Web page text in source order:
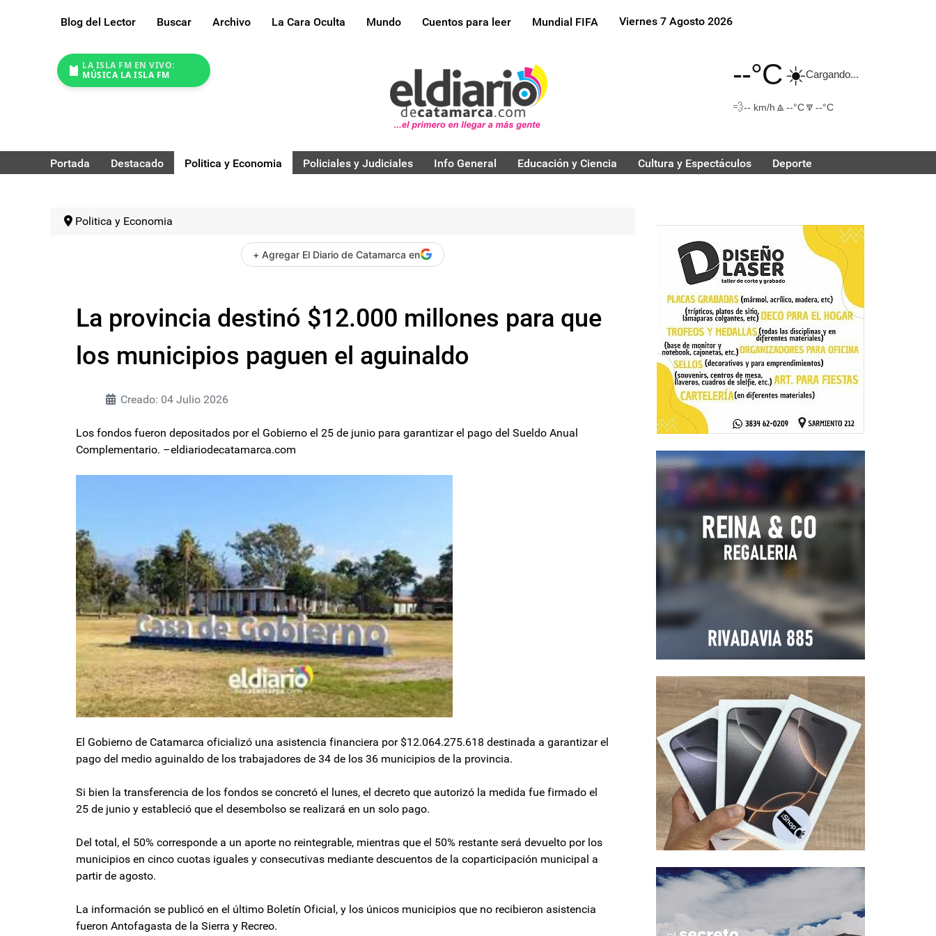
Blog del Lector Buscar Archivo La Cara Oculta Mundo Cuentos para leer Mundial FIFA Viernes 7 Agosto 2026
LA ISLA FM EN VIVO:
MÚSICA LA ISLA FM
--°C☀️Cargando...
💨-- km/h 🔼 --°C🔽 --°C
Portada Destacado Politica y Economia Policiales y Judiciales Info General Educación y Ciencia Cultura y Espectáculos Deporte
Politica y Economia
+ Agregar El Diario de Catamarca en
La provincia destinó $12.000 millones para que
los municipios paguen el aguinaldo
Creado: 04 Julio 2026
Los fondos fueron depositados por el Gobierno el 25 de junio para garantizar el pago del Sueldo Anual
Complementario. –eldiariodecatamarca.com
El Gobierno de Catamarca oficializó una asistencia financiera por $12.064.275.618 destinada a garantizar el
pago del medio aguinaldo de los trabajadores de 34 de los 36 municipios de la provincia.
Si bien la transferencia de los fondos se concretó el lunes, el decreto que autorizó la medida fue firmado el
25 de junio y estableció que el desembolso se realizará en un solo pago.
Del total, el 50% corresponde a un aporte no reintegrable, mientras que el 50% restante será devuelto por los
municipios en cinco cuotas iguales y consecutivas mediante descuentos de la coparticipación municipal a
partir de agosto.
La información se publicó en el último Boletín Oficial, y los únicos municipios que no recibieron asistencia
fueron Antofagasta de la Sierra y Recreo.